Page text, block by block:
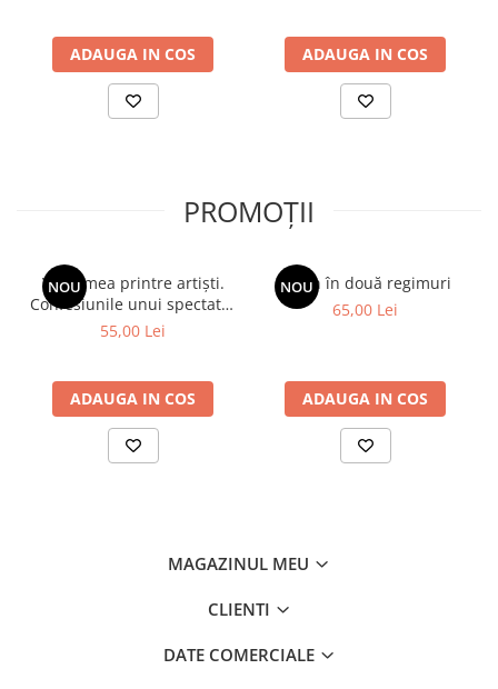
ADAUGA IN COS ADAUGA IN COS
PROMOȚII
NOU
Viața mea printre artiști.
Confesiunile unui spectator
fidel
55,00 Lei
ADAUGA IN COS
NOU
Spion în două regimuri
65,00 Lei
ADAUGA IN COS
MAGAZINUL MEU
CLIENTI
DATE COMERCIALE